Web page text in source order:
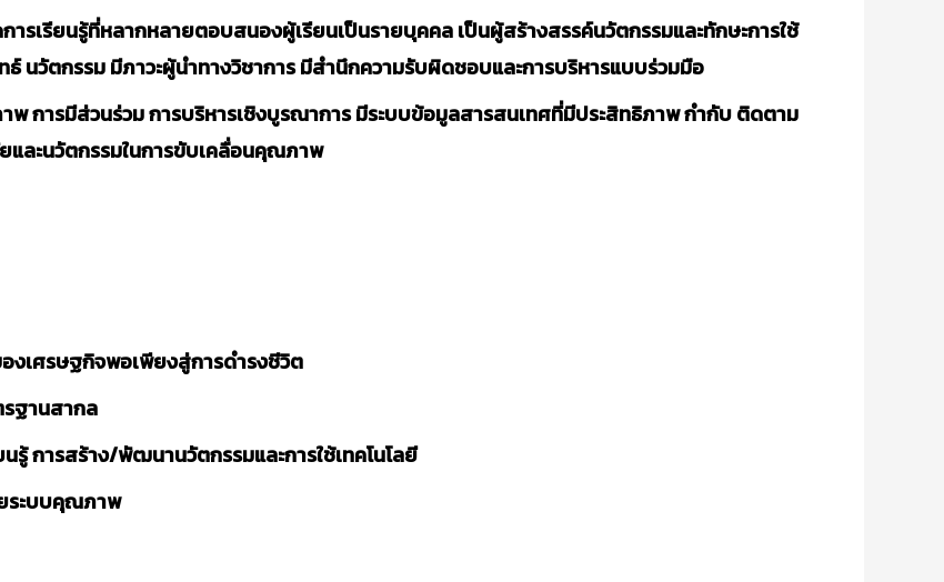
เรียนรู้ที่หลากหลายตอบสนองผู้เรียนเป็นรายบุคคล เป็นผู้สร้างสรรค์นวัตกรรมและทักษะการใช้
นวัตกรรม มีภาวะผู้นำทางวิชาการ มีสำนึกความรับผิดชอบและการบริหารแบบร่วมมือ
การมีส่วนร่วม การบริหารเชิงบูรณาการ มีระบบข้อมูลสารสนเทศที่มีประสิทธิภาพ กำกับ ติดตาม
และนวัตกรรมในการขับเคลื่อนคุณภาพ
งเศรษฐกิจพอเพียงสู่การดำรงชีวิต
ฐานสากล
รู้ การสร้าง/พัฒนานวัตกรรมและการใช้เทคโนโลยี
ระบบคุณภาพ